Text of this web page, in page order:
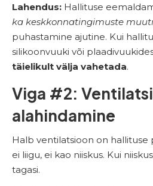
Lahendus: Hallituse
ka keskkonnatingimuste
puhastamine ajutine. Kui
silikoonvuuki või
täielikult välja vahetada.
Viga #2:
alahindamine
Halb ventilatsioon on hallituse
ei liigu, ei kao niiskus. Kui
tagasi.